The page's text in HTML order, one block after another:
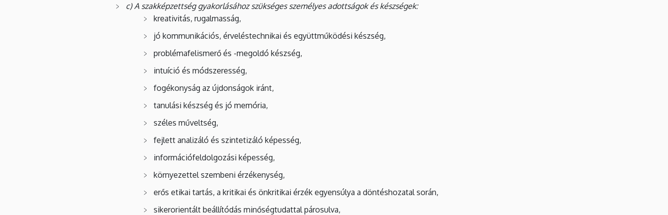
c) A szakképzettség gyakorlásához szükséges személyes adottságok és készségek:
kreativitás, rugalmasság,
jó kommunikációs, érveléstechnikai és együttműködési készség,
problémafelismerő és -megoldó készség,
intuíció és módszeresség,
fogékonyság az újdonságok iránt,
tanulási készség és jó memória,
széles műveltség,
fejlett analizáló és szintetizáló képesség,
információfeldolgozási képesség,
környezettel szembeni érzékenység,
erős etikai tartás, a kritikai és önkritikai érzék egyensúlya a döntéshozatal során,
sikerorientált beállítódás minőségtudattal párosulva,